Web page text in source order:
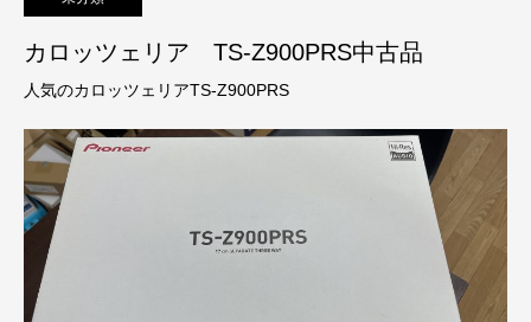
カロッツェリア TS-Z900PRS中古品
人気のカロッツェリアTS-Z900PRS